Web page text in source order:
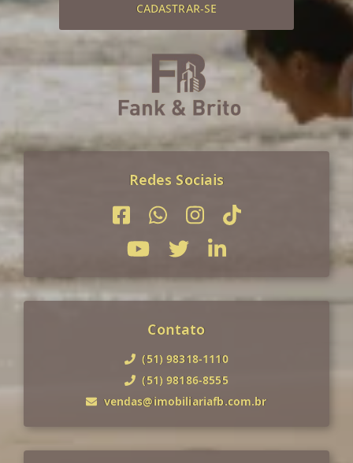
CADASTRAR-SE
Redes Sociais
Contato
(51) 98318-1110
(51) 98186-8555
vendas@imobiliariafb.com.br